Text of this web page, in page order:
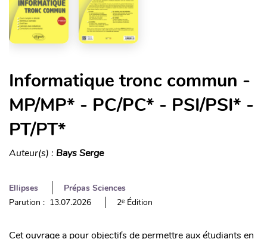
Informatique tronc commun -
MP/MP* - PC/PC* - PSI/PSI* -
PT/PT*
Auteur(s) : Bays Serge
Ellipses
Prépas Sciences
Parution : 13.07.2026
2ᵉ Édition
Cet ouvrage a pour objectifs de permettre aux étudiants en